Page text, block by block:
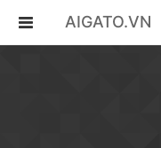
AIGATO.VN